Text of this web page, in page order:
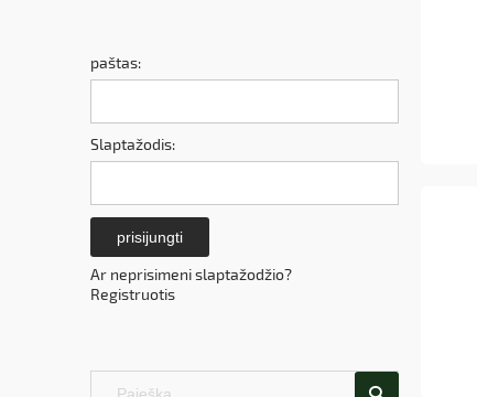
paštas:
Slaptažodis:
prisijungti
Ar neprisimeni slaptažodžio?
Registruotis